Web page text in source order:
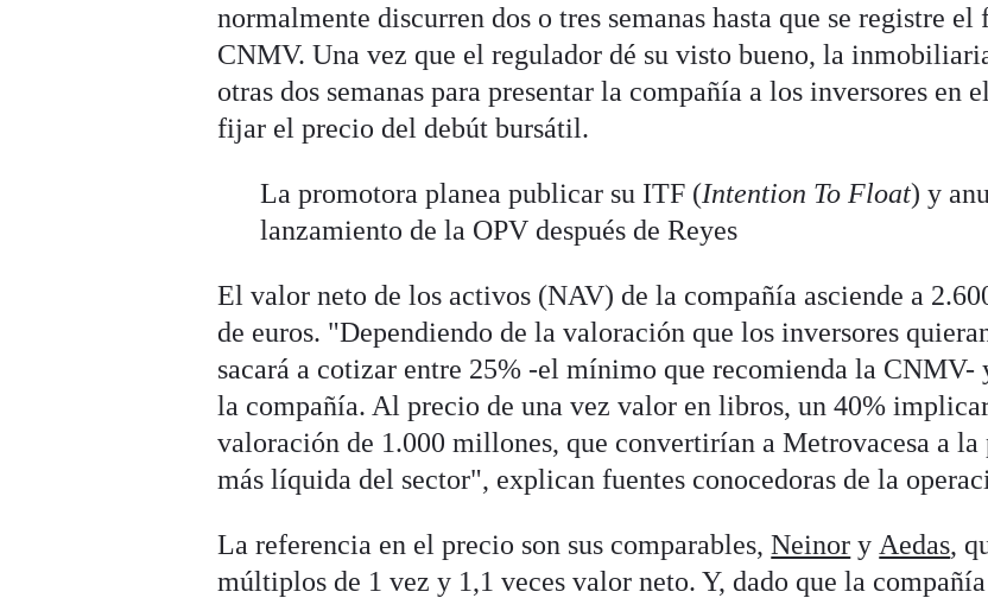
normalmente discurren dos o tres semanas hasta que se registre
CNMV. Una vez que el regulador dé su visto bueno, la
otras dos semanas para presentar la compañía a los inversores en el
fijar el precio del debút bursátil.
La promotora planea publicar su ITF (Intention To Float) y
lanzamiento de la OPV después de Reyes
El valor neto de los activos (NAV) de la compañía asciende a
de euros. "Dependiendo de la valoración que los inversores
sacará a cotizar entre 25% -el mínimo que recomienda la CNMV-
la compañía. Al precio de una vez valor en libros, un 40%
valoración de 1.000 millones, que convertirían a Metrovacesa a la
más líquida del sector", explican fuentes conocedoras de la
La referencia en el precio son sus comparables,Neinor y Aedas,
múltiplos de 1 vez y 1,1 veces valor neto. Y, dado que la compañía